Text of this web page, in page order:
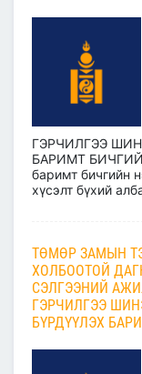
ГЭРЧИЛГЭЭ
БАРИМТ
баримт бичгийн
хүсэлт бүхий
ТӨМӨР ЗАМЫН
ХОЛБООТОЙ
СЭЛГЭЭНИЙ
ГЭРЧИЛГЭЭ
БҮРДҮҮЛЭХ